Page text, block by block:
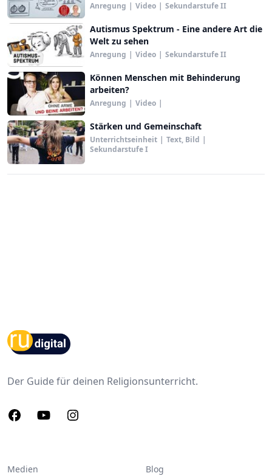
Anregung | Video | Sekundarstufe II
Autismus Spektrum - Eine andere Art die
Welt zu sehen
Anregung | Video | Sekundarstufe II
Können Menschen mit Behinderung
arbeiten?
Anregung | Video |
Stärken und Gemeinschaft
Unterrichtseinheit | Text, Bild |
Sekundarstufe I
Footer
Der Guide für deinen Religionsunterricht.
FacebookYoutubeInstagram
Medien Blog